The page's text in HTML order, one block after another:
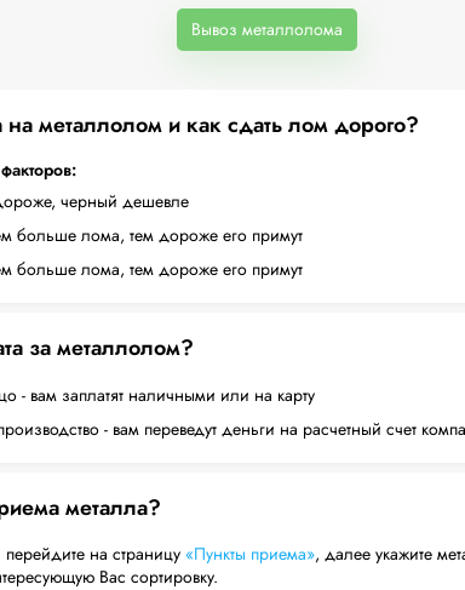
Вывоз металлолома
на металлолом и как сдать лом дорого?
черный дешевле
больше лома, тем дороже его примут
больше лома, тем дороже его примут
за металлолом?
- вам заплатят наличными или на карту
- вам переведут деньги на расчетный счет
металла?
на страницу «Пункты приема», далее укажите
Вас сортировку.